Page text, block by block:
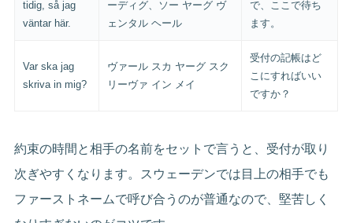
tidig, så jag
väntar här.
ーディグ、ソー ヤーグ ヴ
ェンタル ヘール
で、ここで待ち
ます。
Var ska jag
skriva in mig?
ヴァール スカ ヤーグ スク
リーヴァ イン メイ
受付の記帳はど
こにすればいい
ですか？
約束の時間と相手の名前をセットで言うと、受付が取り
次ぎやすくなります。スウェーデンでは目上の相手でも
ファーストネームで呼び合うのが普通なので、堅苦しく